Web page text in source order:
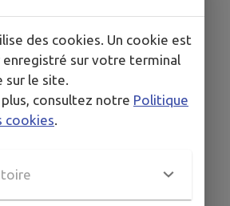
de Gaulle
des cookies. Un cookie est
sur votre terminal
le site.
consultez notre Politique
cookies